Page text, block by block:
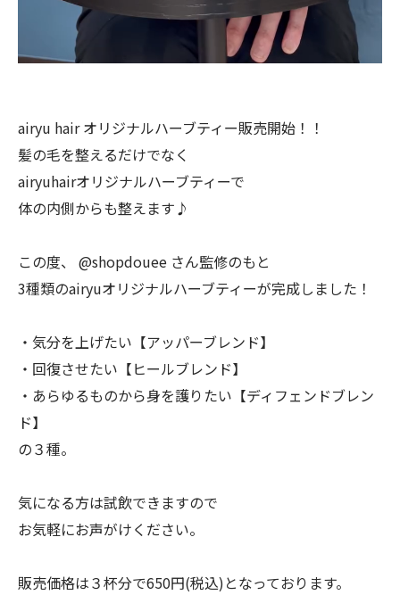
airyu hair オリジナルハーブティー販売開始！！
髪の毛を整えるだけでなく
airyuhairオリジナルハーブティーで
体の内側からも整えます♪
この度、 @shopdouee さん監修のもと
3種類のairyuオリジナルハーブティーが完成しました！
・気分を上げたい【アッパーブレンド】
・回復させたい【ヒールブレンド】
・あらゆるものから身を護りたい【ディフェンドブレン
ド】
の３種。
気になる方は試飲できますので
お気軽にお声がけください。
販売価格は３杯分で650円(税込)となっております。